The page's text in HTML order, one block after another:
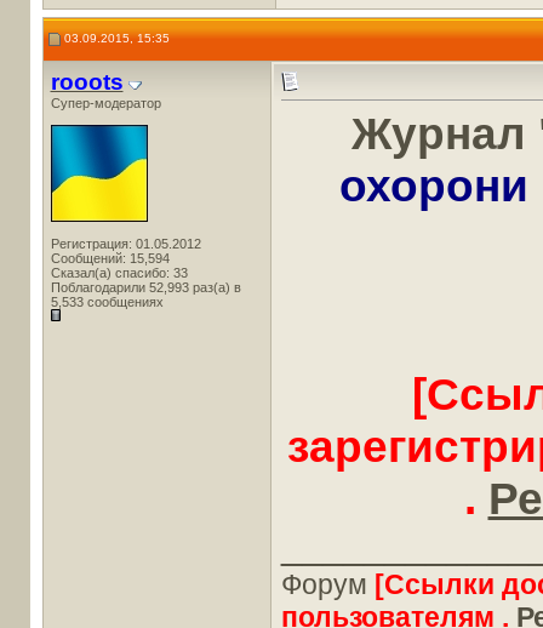
03.09.2015, 15:35
rooots
Супер-модератор
Регистрация: 01.05.2012
Сообщений: 15,594
Сказал(а) спасибо: 33
Поблагодарили 52,993 раз(а) в
5,533 сообщениях
Журнал
охорони
.
Форум [Ссылки
пользователям .